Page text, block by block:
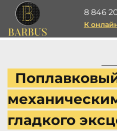
8 846
К
гладкого